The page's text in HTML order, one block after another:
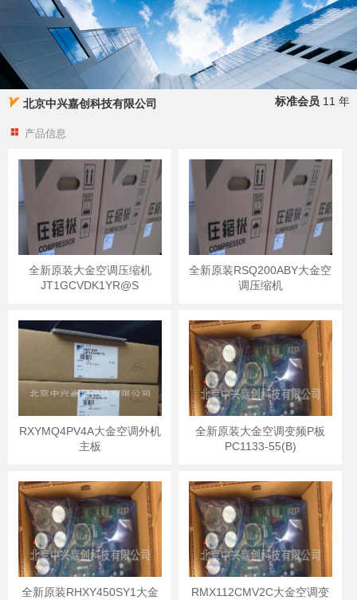
北京中兴嘉创科技有限公司 标准会员 11 年
产品信息
全新原装大金空调压缩机
JT1GCVDK1YR@S
全新原装RSQ200ABY大金空
调压缩机
RXYMQ4PV4A大金空调外机
主板
全新原装大金空调变频P板
PC1133-55(B)
全新原装RHXY450SY1大金
RMX112CMV2C大金空调变